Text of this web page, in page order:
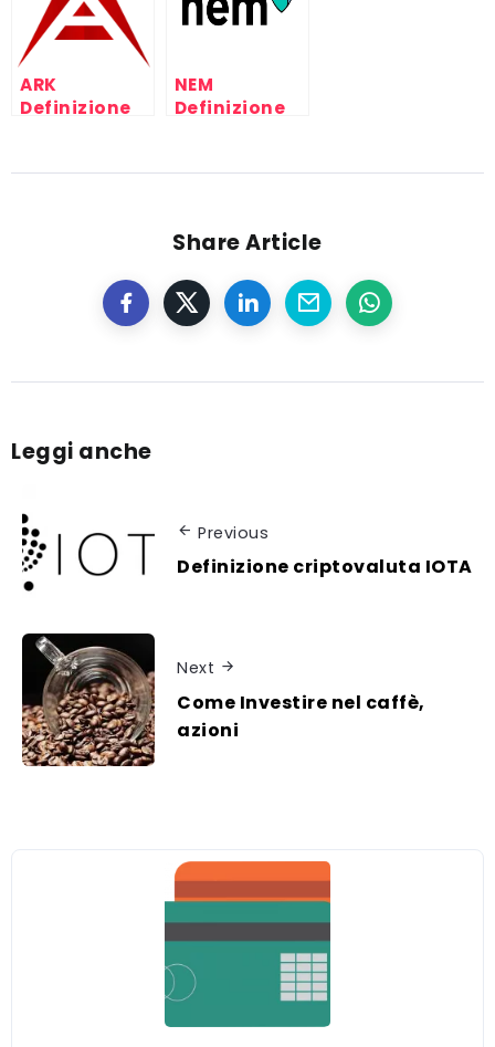
ARK
Definizione
NEM
Definizione
Share Article
Leggi anche
Previous
Definizione criptovaluta IOTA
Next
Come Investire nel caffè,
azioni